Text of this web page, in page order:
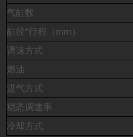
气缸数
缸径*行程（mm）
调速方式
燃油
进气方式
稳态调速率
冷却方式